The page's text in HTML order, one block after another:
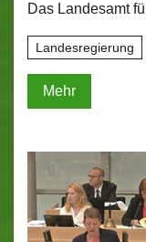
Das Landesamt
Landesregierung
Mehr